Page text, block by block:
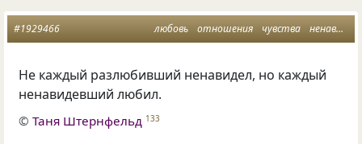
любовь отношения чувства ненависть
#1929466
Не каждый разлюбивший ненавидел, но каждый
ненавидевший любил.
©Таня Штернфельд 133